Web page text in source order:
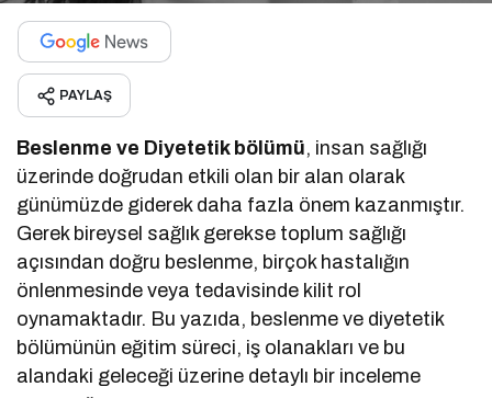
PAYLAŞ
Beslenme ve Diyetetik bölümü, insan sağlığı
üzerinde doğrudan etkili olan bir alan olarak
günümüzde giderek daha fazla önem kazanmıştır.
Gerek bireysel sağlık gerekse toplum sağlığı
açısından doğru beslenme, birçok hastalığın
önlenmesinde veya tedavisinde kilit rol
oynamaktadır. Bu yazıda, beslenme ve diyetetik
bölümünün eğitim süreci, iş olanakları ve bu
alandaki geleceği üzerine detaylı bir inceleme